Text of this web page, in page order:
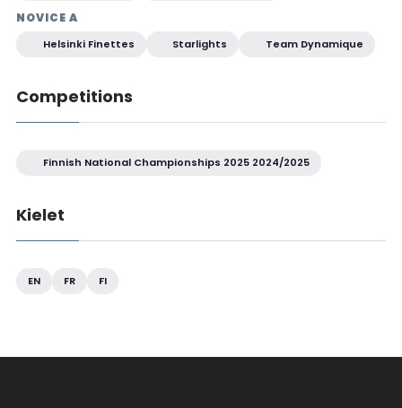
NOVICE A
Helsinki Finettes Starlights Team Dynamique
Competitions
Finnish National Championships 2025 2024/2025
Kielet
EN FR FI